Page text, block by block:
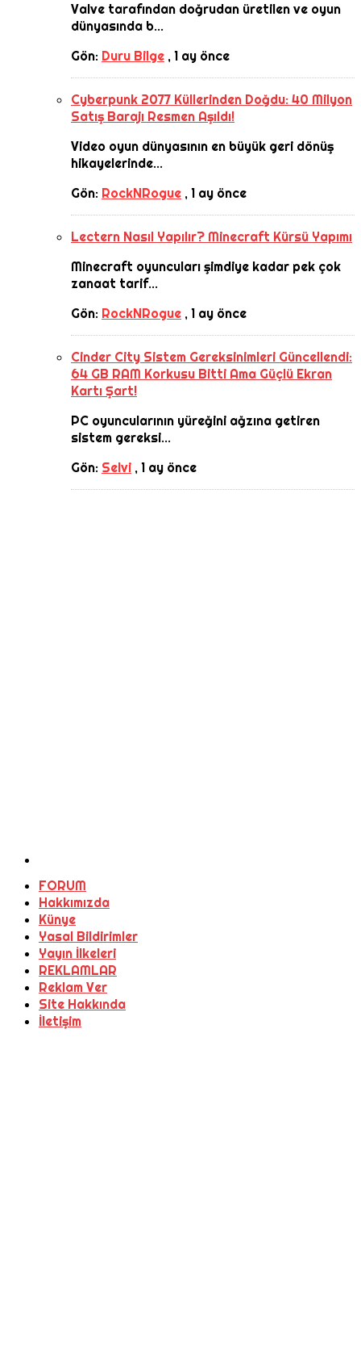
Valve tarafından doğrudan üretilen ve oyun
dünyasında b...
Gön: Duru Bilge ,1 ay önce
Cyberpunk 2077 Küllerinden Doğdu: 40 Milyon
Satış Barajı Resmen Aşıldı!
Video oyun dünyasının en büyük geri dönüş
hikayelerinde...
Gön: RockNRogue ,1 ay önce
Lectern Nasıl Yapılır? Minecraft Kürsü Yapımı
Minecraft oyuncuları şimdiye kadar pek çok
zanaat tarif...
Gön: RockNRogue ,1 ay önce
Cinder City Sistem Gereksinimleri Güncellendi:
64 GB RAM Korkusu Bitti Ama Güçlü Ekran
Kartı Şart!
PC oyuncularının yüreğini ağzına getiren
sistem gereksi...
Gön: Selvi ,1 ay önce
FORUM
Hakkımızda
Künye
Yasal Bildirimler
Yayın İlkeleri
REKLAMLAR
Reklam Ver
Site Hakkında
İletişim